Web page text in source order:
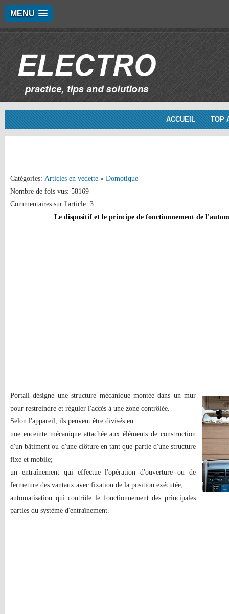
MENU
ACCUEIL TOP
Catégories: Articles en vedette » Domotique
Nombre de fois vus: 58169
Commentaires sur l'article: 3
Le dispositif et le principe de fonctionnement de
Portail désigne une structure mécanique montée dans un mur
pour restreindre et réguler l'accès à une zone contrôlée.
Selon l'appareil, ils peuvent être divisés en:
une enceinte mécanique attachée aux éléments de construction
d'un bâtiment ou d'une clôture en tant que partie d'une structure
fixe et mobile;
un entraînement qui effectue l'opération d'ouverture ou de
fermeture des vantaux avec fixation de la position exécutée;
automatisation qui contrôle le fonctionnement des principales
parties du système d'entraînement.